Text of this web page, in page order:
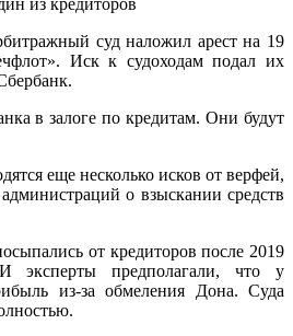
из кредиторов
суд наложил арест на 19
Иск к судоходам подал их
в залоге по кредитам. Они будут
еще несколько исков от верфей,
о взыскании средств
от кредиторов после 2019
предполагали, что у
из-за обмеления Дона. Суда